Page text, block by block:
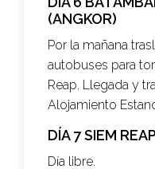
(ANGKOR)
Por la mañana
autobuses para
Reap. Llegada y
Alojamiento
DÍA 7 SIEM
Día libre.